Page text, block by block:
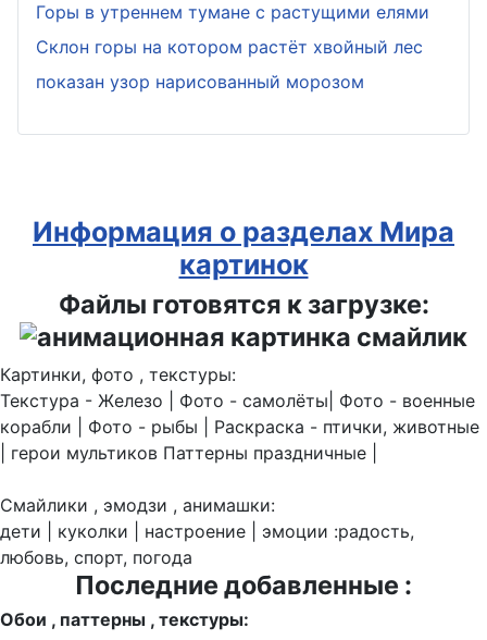
Горы в утреннем тумане с растущими елями
Склон горы на котором растёт хвойный лес
показан узор нарисованный морозом
Информация о разделах Мира
картинок
Файлы готовятся к загрузке:
Картинки, фото , текстуры:
Текстура - Железо | Фото - самолёты| Фото - военные
корабли | Фото - рыбы | Раскраска - птички, животные
| герои мультиков Паттерны праздничные |
Смайлики , эмодзи , анимашки:
дети | куколки | настроение | эмоции :радость,
любовь, спорт, погода
Последние добавленные :
Обои , паттерны , текстуры: